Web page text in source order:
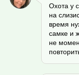
Охота у
на
время
самке и
не